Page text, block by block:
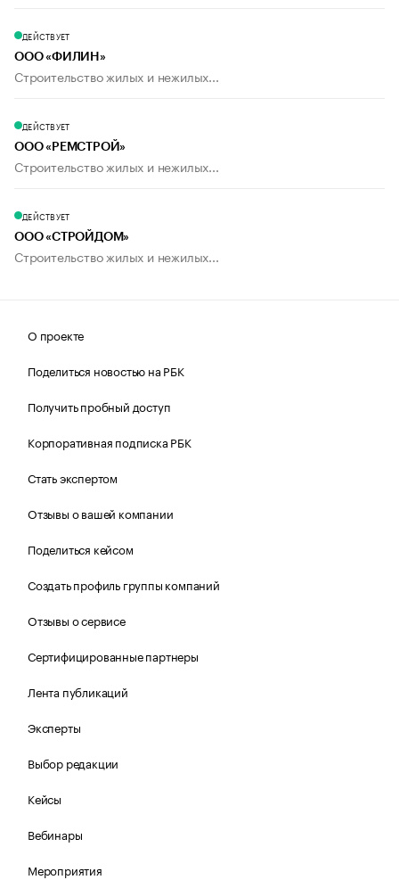
ДЕЙСТВУЕТ
ООО «ФИЛИН»
Строительство жилых и нежилых...
ДЕЙСТВУЕТ
ООО «РЕМСТРОЙ»
Строительство жилых и нежилых...
ДЕЙСТВУЕТ
ООО «СТРОЙДОМ»
Строительство жилых и нежилых...
О проекте
Поделиться новостью на РБК
Получить пробный доступ
Корпоративная подписка РБК
Стать экспертом
Отзывы о вашей компании
Поделиться кейсом
Создать профиль группы компаний
Отзывы о сервисе
Сертифицированные партнеры
Лента публикаций
Эксперты
Выбор редакции
Кейсы
Вебинары
Мероприятия